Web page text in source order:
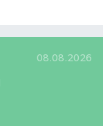
08.08.2026